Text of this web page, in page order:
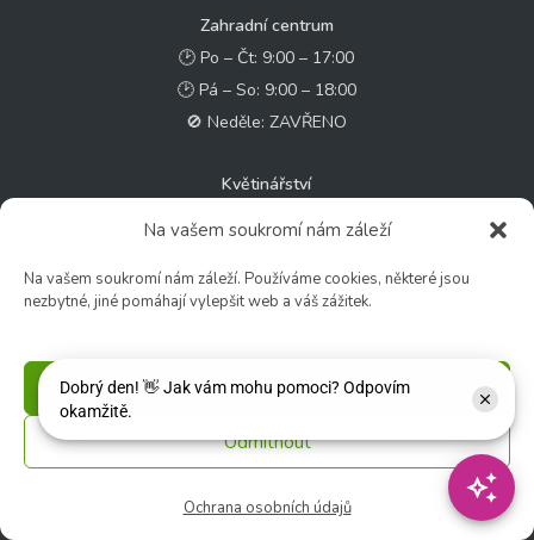
Na vašem soukromí nám záleží
Na vašem soukromí nám záleží. Používáme cookies, některé jsou
nezbytné, jiné pomáhají vylepšit web a váš zážitek.
Příjmout
Odmítnout
Ochrana osobních údajů
Zahradní centrum
🕑 Po – Čt: 9:00 – 17:00
🕑 Pá – So: 9:00 – 18:00
🚫 Neděle: ZAVŘENO
Květinářství
🕑 Ut – Pá: 9:00 - 12:00 │ 13:00 - 17:00
🚫 Ne - Po: ZAVŘENO
✉️ e-shop@zcstrakovo.cz
Sledujte nás: